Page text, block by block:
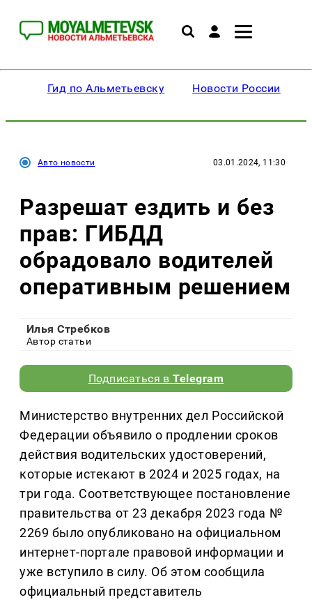
Гид по Альметьевску Новости России
Авто новости 03.01.2024, 11:30
Разрешат ездить и без
прав: ГИБДД
обрадовало водителей
оперативным решением
Илья Стребков
Автор статьи
Подписаться вTelegram
Министерство внутренних дел Российской
Федерации объявило о продлении сроков
действия водительских удостоверений,
которые истекают в 2024 и 2025 годах, на
три года. Соответствующее постановление
правительства от 23 декабря 2023 года №
2269 было опубликовано на официальном
интернет-портале правовой информации и
уже вступило в силу. Об этом сообщила
официальный представитель